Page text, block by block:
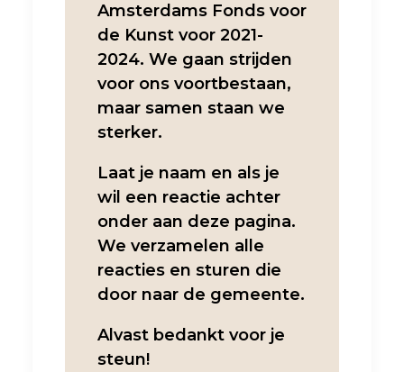
Amsterdams Fonds voor
de Kunst voor 2021-
2024. We gaan strijden
voor ons voortbestaan,
maar samen staan we
sterker.
Laat je naam en als je
wil een reactie achter
onder aan deze pagina.
We verzamelen alle
reacties en sturen die
door naar de gemeente.
Alvast bedankt voor je
steun!